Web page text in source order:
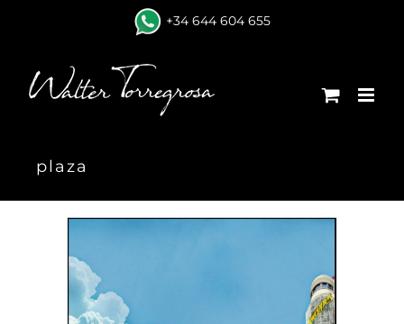
content
+34 644 604 655
plaza